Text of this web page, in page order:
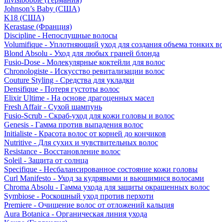
Johnson’s Baby (США)
K18 (США)
Kerastase (Франция)
Discipline - Непослушные волосы
Volumifique - Уплотняющий уход для создания объема тонких
Blond Absolu - Уход для любых граней блонда
Fusio-Dose - Молекулярные коктейли для волос
Chronologiste - Искусство ревитализации волос
Couture Styling - Средства для укладки
Densifique - Потеря густоты волос
Elixir Ultime - На основе драгоценных масел
Fresh Affair - Сухой шампунь
Fusio-Scrub - Скраб-уход для кожи головы и волос
Genesis - Гамма против выпадения волос
Initialiste - Красота волос от корней до кончиков
Nutritive - Для сухих и чувствительных волос
Resistance - Восстановление волос
Soleil - Защита от солнца
Specifique - Несбалансированное состояние кожи головы
Curl Manifesto - Уход за кудрявыми и вьющимися волосами
Chroma Absolu - Гамма ухода для защиты окрашенных волос
Symbiose - Роскошный уход против перхоти
Premiere - Очищение волос от отложений кальция
Aura Botanica - Органическая линия ухода